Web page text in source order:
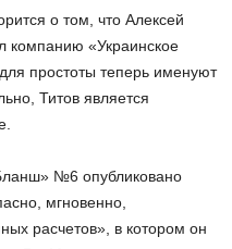
о том, что Алексей
компанию «Украинское
простоты теперь именуют
Титов является
№6 опубликовано
мгновенно,
расчетов», в котором он